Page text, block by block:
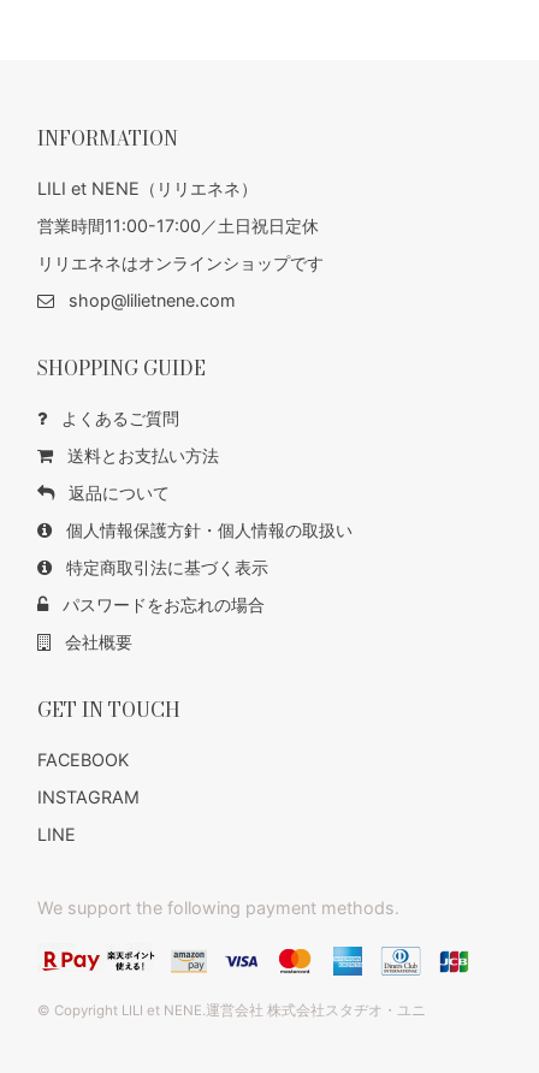
INFORMATION
LILI et NENE（リリエネネ）
営業時間11:00-17:00／土日祝日定休
リリエネネはオンラインショップです
shop@lilietnene.com
SHOPPING GUIDE
よくあるご質問
送料とお支払い方法
返品について
個人情報保護方針・個人情報の取扱い
特定商取引法に基づく表示
パスワードをお忘れの場合
会社概要
GET IN TOUCH
FACEBOOK
INSTAGRAM
LINE
We support the following payment methods.
© Copyright LILI et NENE.運営会社 株式会社スタヂオ・ユニ